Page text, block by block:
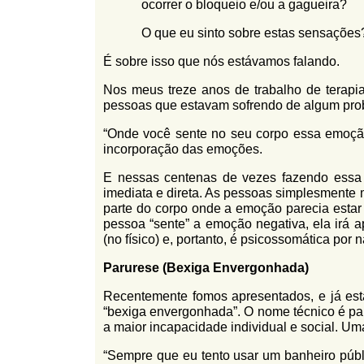
ocorrer o bloqueio e/ou a gagueira?
O que eu sinto sobre estas
É sobre isso que nós estávamos falando.
Nos meus treze anos de trabalho de
pessoas que estavam sofrendo de algum
“Onde você sente no seu corpo essa
incorporação das emoções.
E nessas centenas de vezes fazendo
imediata e direta. As pessoas
parte do corpo onde a emoção parecia
pessoa “sente” a emoção negativa, ela irá
(no físico) e, portanto, é psicossomática por
Parurese (Bexiga Envergonhada)
Recentemente fomos apresentados, e já
“bexiga envergonhada”. O nome técnico é
a maior incapacidade individual e social.
“Sempre que eu tento usar um banheiro